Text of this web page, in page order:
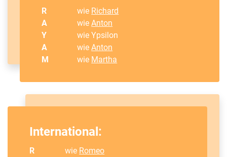
R wie Richard
A
wieAnton
Y
wie Ypsilon
A
wieAnton
M
wie Martha
International:
R wie Romeo